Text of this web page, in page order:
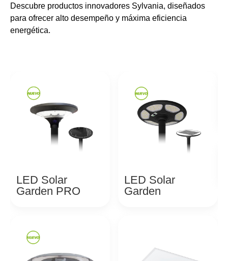
Descubre productos innovadores Sylvania, diseñados
para ofrecer alto desempeño y máxima eficiencia
energética.
LED Solar
Garden PRO
LED Solar
Garden